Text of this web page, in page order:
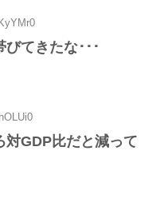
てきたな･･･
対GDP比だと減って